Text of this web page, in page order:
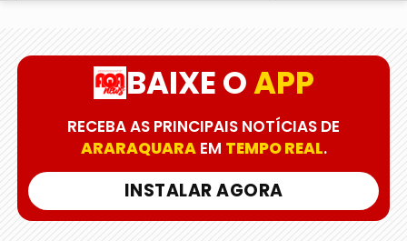
BAIXE OAPP
RECEBA AS PRINCIPAIS NOTÍCIAS DE
ARARAQUARAEM TEMPO REAL.
INSTALAR AGORA